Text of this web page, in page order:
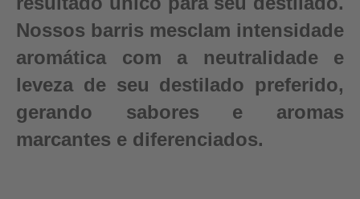
Nossos barris mesclam intensidade
aromática com a neutralidade e
leveza de seu destilado preferido,
gerando sabores e aromas
marcantes e diferenciados.